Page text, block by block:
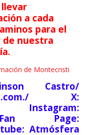
a cada
para el
nuestra
Castro/
X:
Page:
Atmósfera